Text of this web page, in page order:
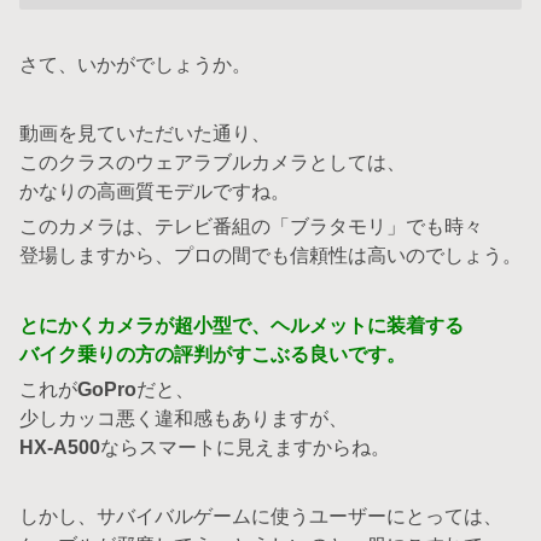
さて、いかがでしょうか。
動画を見ていただいた通り、
このクラスのウェアラブルカメラとしては、
かなりの高画質モデルですね。
このカメラは、テレビ番組の「ブラタモリ」でも時々
登場しますから、プロの間でも信頼性は高いのでしょう。
とにかくカメラが超小型で、ヘルメットに装着する
バイク乗りの方の評判がすこぶる良いです。
これがGoProだと、
少しカッコ悪く違和感もありますが、
HX-A500ならスマートに見えますからね。
しかし、サバイバルゲームに使うユーザーにとっては、